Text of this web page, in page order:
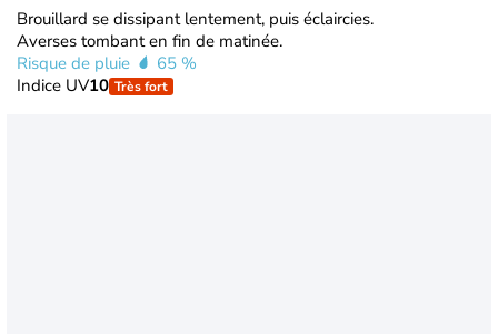
Brouillard se dissipant lentement, puis éclaircies.
Averses tombant en fin de matinée.
Risque de pluie
65 %
Indice UV10 Très fort